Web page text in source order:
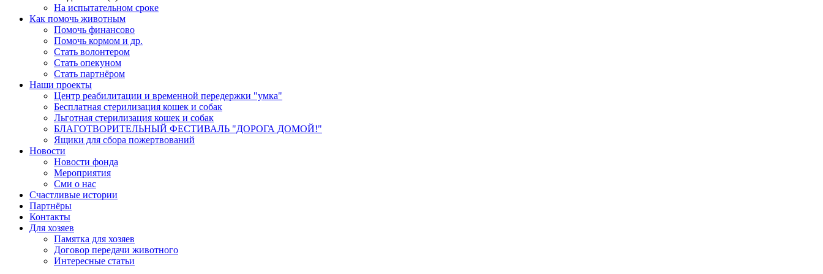
На испытательном сроке
Как помочь животным
Помочь финансово
Помочь кормом и др.
Стать волонтером
Стать опекуном
Стать партнёром
Наши проекты
Центр реабилитации и временной передержки "умка"
Бесплатная стерилизация кошек и собак
Льготная стерилизация кошек и собак
БЛАГОТВОРИТЕЛЬНЫЙ ФЕСТИВАЛЬ "ДОРОГА ДОМОЙ!"
Ящики для сбора пожертвований
Новости
Новости фонда
Мероприятия
Сми о нас
Счастливые истории
Партнёры
Контакты
Для хозяев
Памятка для хозяев
Договор передачи животного
Интересные статьи